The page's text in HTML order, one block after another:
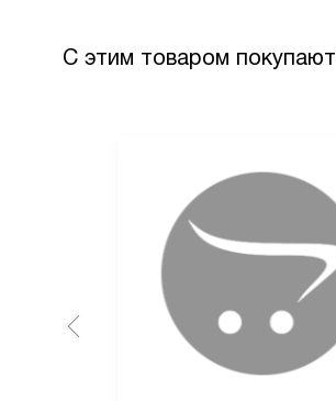
С этим товаром покупают